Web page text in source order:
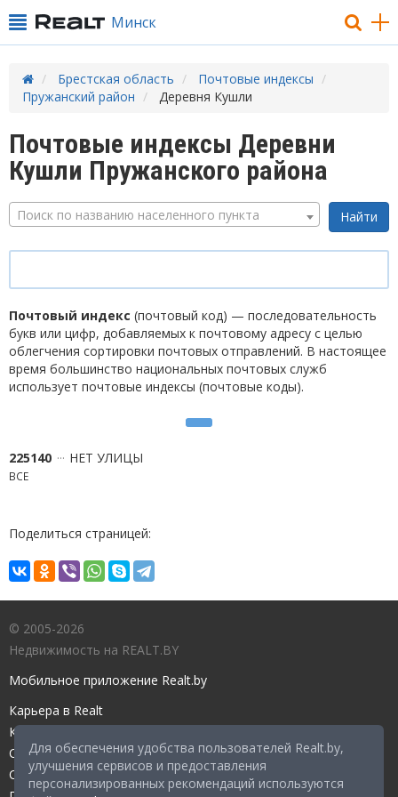
Для обеспечения удобства пользователей Realt.by,
улучшения сервисов и предоставления
персонализированных рекомендаций используются
Минск
Брестская область
Почтовые индексы
Пружанский район
Деревня Кушли
Почтовые индексы Деревни
Кушли Пружанского района
Поиск по названию населенного пункта
Почтовый индекс (почтовый код) — последовательность
букв или цифр, добавляемых к почтовому адресу с целью
облегчения сортировки почтовых отправлений. В настоящее
время большинство национальных почтовых служб
использует почтовые индексы (почтовые коды).
225140 НЕТ УЛИЦЫ
ВСЕ
Поделиться страницей:
© 2005-2026
Недвижимость на REALT.BY
Мобильное приложение Realt.by
Карьера в Realt
Контакты редакции
Справочный центр
Служба поддержки